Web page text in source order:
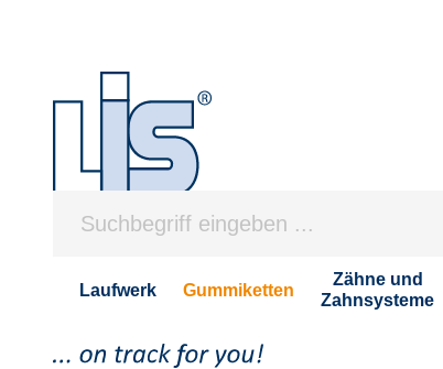
Laufwerk Gummiketten
Zähne und
Zahnsysteme